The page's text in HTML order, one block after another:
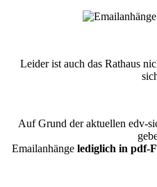
Leider ist auch das Rathaus
Auf Grund der aktuellen edv-
Emailanhänge lediglich in pdf-